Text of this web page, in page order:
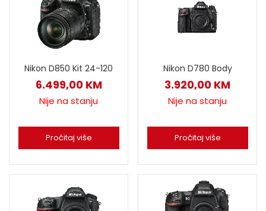
Nikon D850 Kit 24-120
6.499,00 KM
Nije na stanju
Pročitaj više
Nikon D780 Body
3.920,00 KM
Nije na stanju
Pročitaj više